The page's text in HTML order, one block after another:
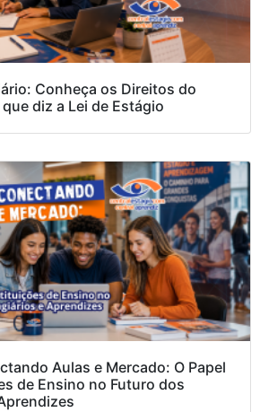
Conheça os Direitos do
diz a Lei de Estágio
Aulas e Mercado: O Papel
de Ensino no Futuro dos